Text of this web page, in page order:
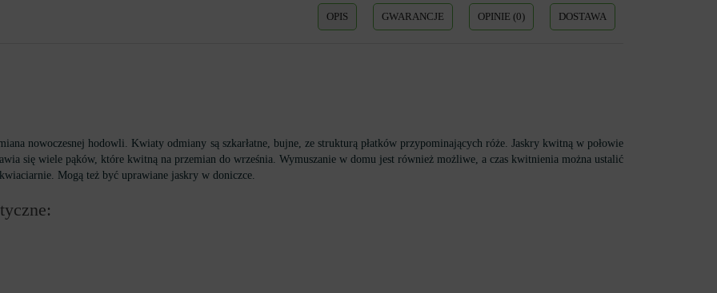
OPIS GWARANCJE OPINIE (0) DOSTAWA
nowoczesnej hodowli. Kwiaty odmiany są szkarłatne, bujne, ze strukturą płatków przypominających róże. Jaskry kwitną w połowie
się wiele pąków, które kwitną na przemian do września. Wymuszanie w domu jest również możliwe, a czas kwitnienia można ustalić
Mogą też być uprawiane jaskry w doniczce.